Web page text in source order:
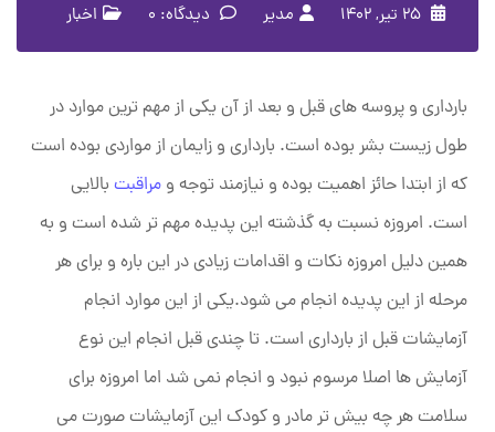
مدیر دیدگاه: 0 اخبار
بارداری و پروسه های قبل و بعد از آن یکی از مهم ترین موارد در
طول زیست بشر بوده است. بارداری و زایمان از مواردی بوده است
که از ابتدا حائز اهمیت بوده و نیازمند توجه و مراقبت بالایی
است. امروزه نسبت به گذشته این پدیده مهم تر شده است و به
همین دلیل امروزه نکات و اقدامات زیادی در این باره و برای هر
مرحله از این پدیده انجام می شود.یکی از این موارد انجام
آزمایشات قبل از بارداری است. تا چندی قبل انجام این نوع
آزمایش ها اصلا مرسوم نبود و انجام نمی شد اما امروزه برای
سلامت هر چه بیش تر مادر و کودک این آزمایشات صورت می